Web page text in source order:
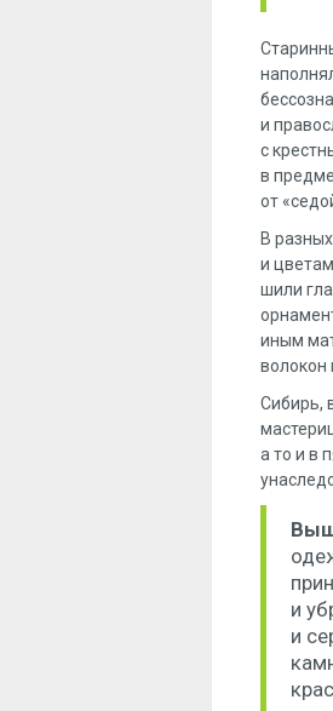
и
с
в
от
В
и
шили
иным
волокон
Сибирь,
а то и в
и
и